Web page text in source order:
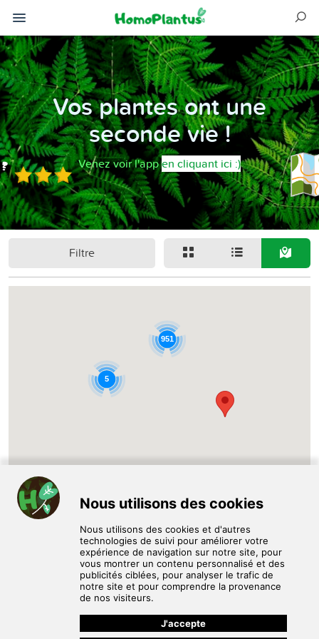
Vos plantes ont une
seconde vie !
Venez voir l'appen cliquant ici :)
Filtre
951
5